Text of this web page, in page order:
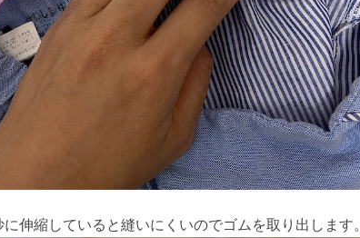
伸縮していると縫いにくいのでゴムを取り出します。